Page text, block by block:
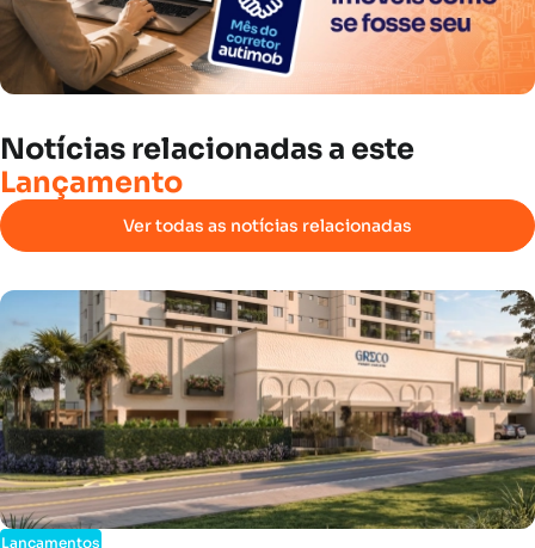
Notícias relacionadasa este
Lançamento
Ver todas as notícias relacionadas
Lançamentos